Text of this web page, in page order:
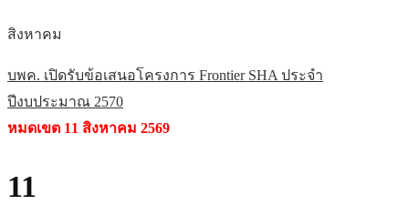
สิงหาคม
บพค. เปิดรับข้อเสนอโครงการ Frontier SHA ประจำ
ปีงบประมาณ 2570
หมดเขต 11 สิงหาคม 2569
11